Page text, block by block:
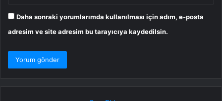
Daha sonraki yorumlarımda kullanılması için adım, e-posta
adresim ve site adresim bu tarayıcıya kaydedilsin.